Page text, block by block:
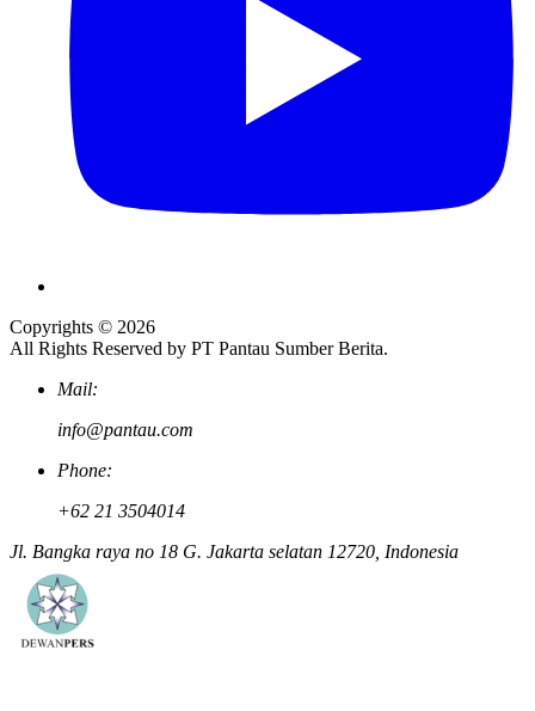
Copyrights © 2026
All Rights Reserved by PT Pantau Sumber Berita.
Mail:
info@pantau.com
Phone:
+62 21 3504014
Jl. Bangka raya no 18 G. Jakarta selatan 12720, Indonesia